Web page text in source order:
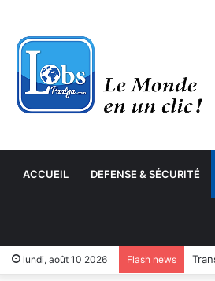
ACCUEIL DEFENSE & SÉCURITÉ
lundi, août 10 2026 Flash news